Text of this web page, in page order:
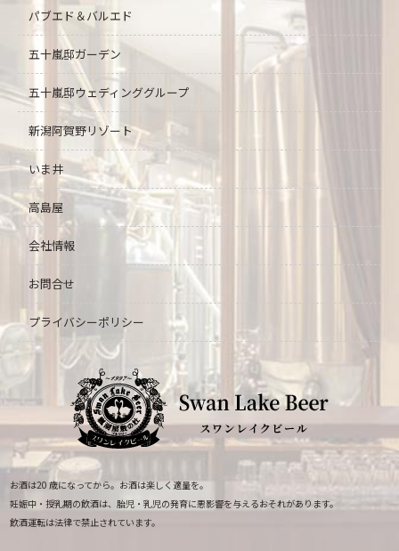
パブエド＆バルエド
五十嵐邸ガーデン
五十嵐邸ウェディンググループ
新潟阿賀野リゾート
いま井
高島屋
会社情報
お問合せ
プライバシーポリシー
お酒は20 歳になってから。お酒は楽しく適量を。
妊娠中・授乳期の飲酒は、胎児・乳児の発育に悪影響を与えるおそれがあります。
飲酒運転は法律で禁止されています。